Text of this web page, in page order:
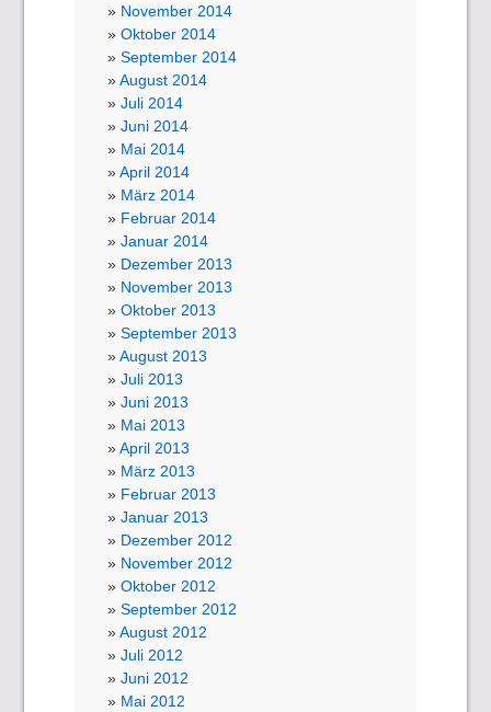
November 2014
Oktober 2014
September 2014
August 2014
Juli 2014
Juni 2014
Mai 2014
April 2014
März 2014
Februar 2014
Januar 2014
Dezember 2013
November 2013
Oktober 2013
September 2013
August 2013
Juli 2013
Juni 2013
Mai 2013
April 2013
März 2013
Februar 2013
Januar 2013
Dezember 2012
November 2012
Oktober 2012
September 2012
August 2012
Juli 2012
Juni 2012
Mai 2012